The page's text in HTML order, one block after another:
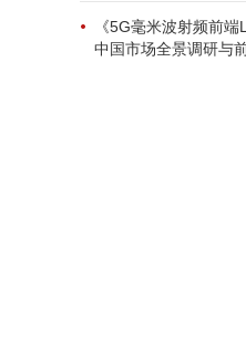
《5G毫米波射频前
中国市场全景调研与